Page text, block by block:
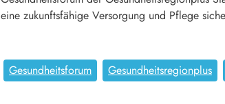
eine zukunftsfähige Versorgung und Pflege
Gesundheitsforum Gesundheitsregionplus